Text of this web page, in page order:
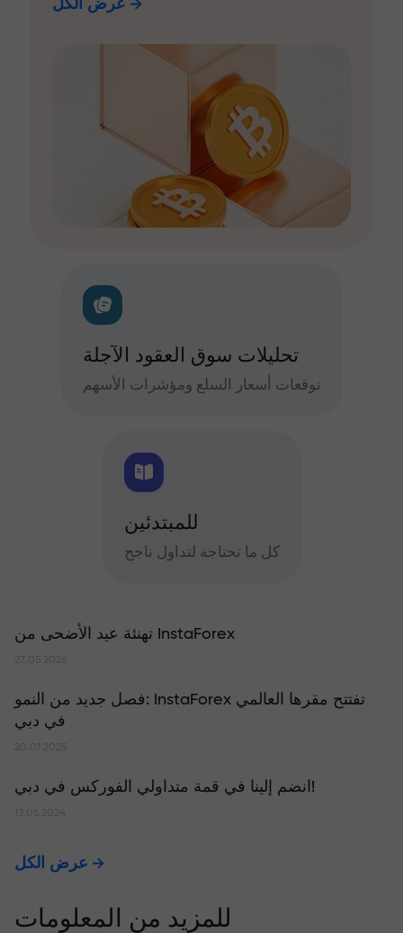
عرض الكل
تحليلات سوق العقود الآجلة
توقعات أسعار السلع ومؤشرات الأسهم
للمبتدئين
كل ما تحتاجه لتداول ناجح
تهنئة عيد الأضحى من InstaForex
27.05.2026
​فصل جديد من النمو: InstaForex تفتتح مقرها العالمي
في دبي
20.01.2025
انضم إلينا في قمة متداولي الفوركس في دبي!
13.05.2024
عرض الكل
للمزيد من المعلومات